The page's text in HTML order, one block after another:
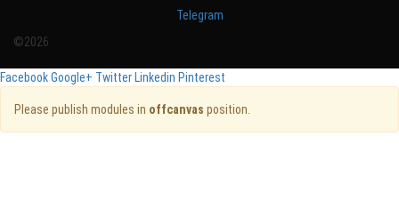
Telegram
©2026
FacebookGoogle+ Twitter Linkedin Pinterest
Please publish modules in offcanvas position.